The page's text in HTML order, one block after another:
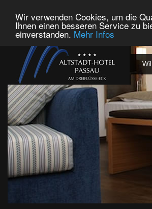
Wir verwenden Cookies, um die
Ihnen einen besseren Service zu
einverstanden. Mehr Infos